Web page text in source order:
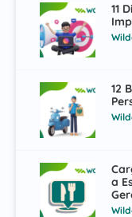
11
12
a